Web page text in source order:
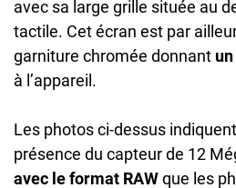
avec sa large grille située au
tactile. Cet écran est par
garniture chromée donnant
à l’appareil.
Les photos ci-dessus
présence du capteur de 12
avec le format RAWque les